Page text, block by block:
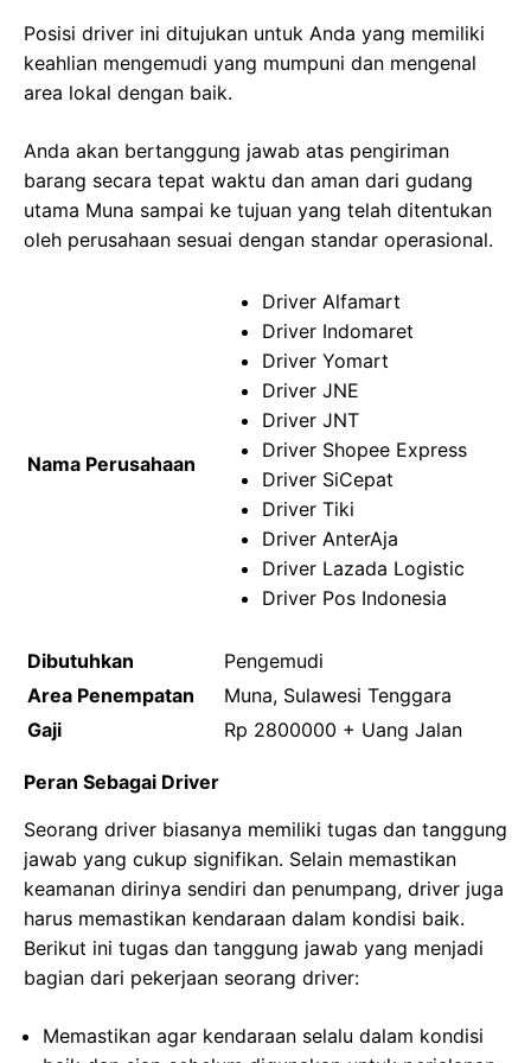
Posisi driver ini ditujukan untuk Anda yang memiliki
keahlian mengemudi yang mumpuni dan mengenal
area lokal dengan baik.
Anda akan bertanggung jawab atas pengiriman
barang secara tepat waktu dan aman dari gudang
utama Muna sampai ke tujuan yang telah ditentukan
oleh perusahaan sesuai dengan standar operasional.
Nama Perusahaan
Driver Alfamart
Driver Indomaret
Driver Yomart
Driver JNE
Driver JNT
Driver Shopee Express
Driver SiCepat
Driver Tiki
Driver AnterAja
Driver Lazada Logistic
Driver Pos Indonesia
Dibutuhkan
Pengemudi
Area Penempatan
Muna, Sulawesi Tenggara
Gaji
Rp 2800000 + Uang Jalan
Peran Sebagai Driver
Seorang driver biasanya memiliki tugas dan tanggung
jawab yang cukup signifikan. Selain memastikan
keamanan dirinya sendiri dan penumpang, driver juga
harus memastikan kendaraan dalam kondisi baik.
Berikut ini tugas dan tanggung jawab yang menjadi
bagian dari pekerjaan seorang driver:
Memastikan agar kendaraan selalu dalam kondisi